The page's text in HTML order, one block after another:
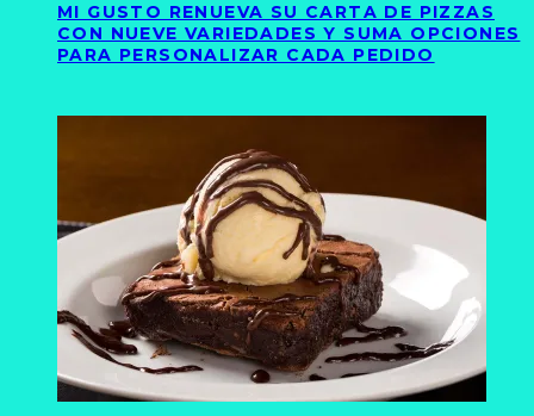
MI GUSTO RENUEVA SU CARTA DE PIZZAS
CON NUEVE VARIEDADES Y SUMA OPCIONES
PARA PERSONALIZAR CADA PEDIDO